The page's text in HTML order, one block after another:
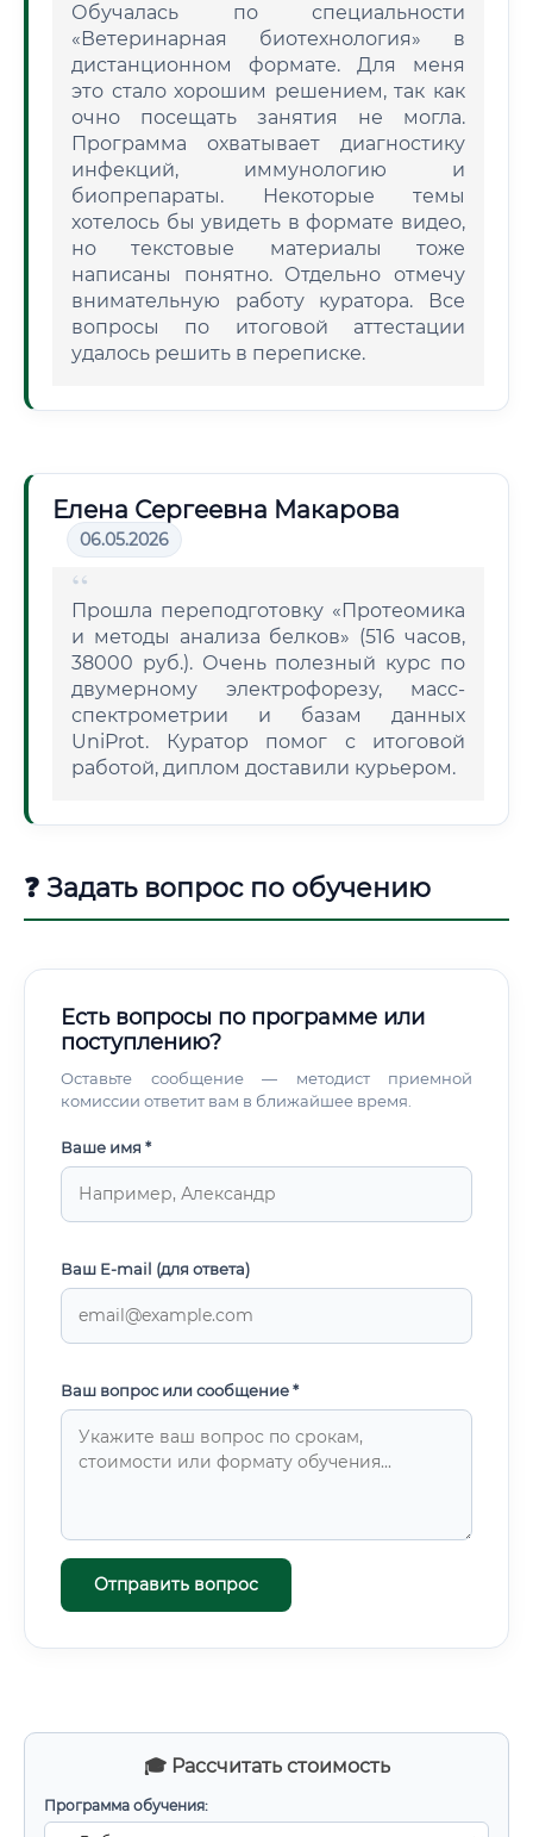
🎓 Рассчитать стоимость
Программа обучения:
Обучалась по специальности
«Ветеринарная биотехнология» в
дистанционном формате. Для меня
это стало хорошим решением, так как
очно посещать занятия не могла.
Программа охватывает диагностику
инфекций, иммунологию и
биопрепараты. Некоторые темы
хотелось бы увидеть в формате видео,
но текстовые материалы тоже
написаны понятно. Отдельно отмечу
внимательную работу куратора. Все
вопросы по итоговой аттестации
удалось решить в переписке.
Елена Сергеевна Макарова
06.05.2026
Прошла переподготовку «Протеомика
и методы анализа белков» (516 часов,
38000 руб.). Очень полезный курс по
двумерному электрофорезу, масс-
спектрометрии и базам данных
UniProt. Куратор помог с итоговой
работой, диплом доставили курьером.
❓ Задать вопрос по обучению
Есть вопросы по программе или
поступлению?
Оставьте сообщение — методист приемной
комиссии ответит вам в ближайшее время.
Ваше имя *
Ваш E-mail (для ответа)
Ваш вопрос или сообщение *
Отправить вопрос